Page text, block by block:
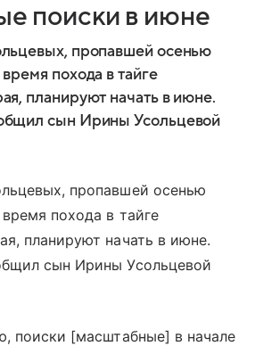
поиски в июне
пропавшей осенью
похода в тайге
планируют начать в июне.
сын Ирины Усольцевой
пропавшей осенью
похода в тайге
планируют начать в июне.
сын Ирины Усольцевой
поиски [масштабные] в начале